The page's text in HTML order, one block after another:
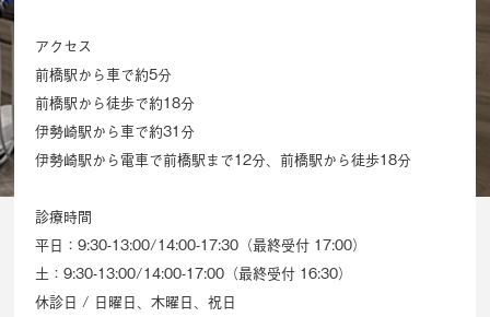
アクセス
前橋駅から車で約5分
前橋駅から徒歩で約18分
伊勢崎駅から車で約31分
伊勢崎駅から電車で前橋駅まで12分、前橋駅から徒歩18分
診療時間
平日：9:30-13:00/14:00-17:30（最終受付 17:00）
土：9:30-13:00/14:00-17:00（最終受付 16:30）
休診日 / 日曜日、木曜日、祝日